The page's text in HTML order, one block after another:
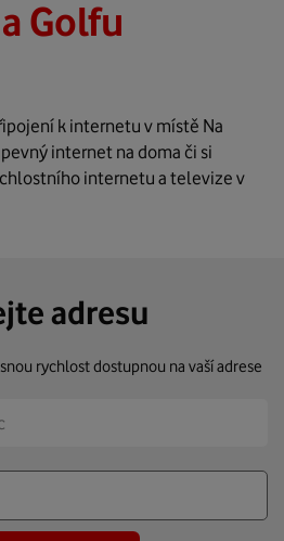
Golfu
k internetu v místě Na
internet na doma či si
internetu a televize v
adresu
rychlost dostupnou na vaší adrese